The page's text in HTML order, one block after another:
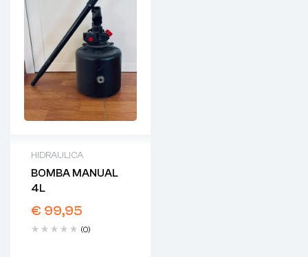
HIDRAULICA
BOMBA MANUAL
4L
€ 99,95
(0)